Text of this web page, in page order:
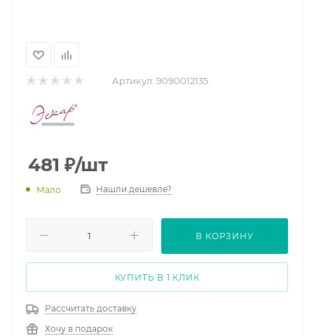
Артикул: 9090012135
481 ₽/шт
Мало Нашли дешевле?
В КОРЗИНУ
КУПИТЬ В 1 КЛИК
Рассчитать доставку
Хочу в подарок